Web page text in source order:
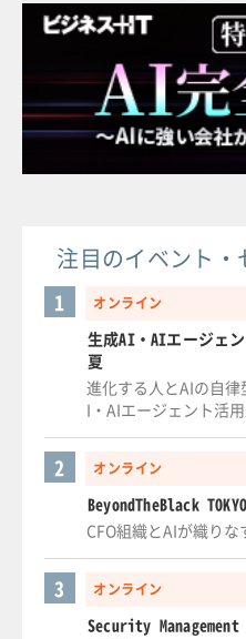
注目のイベント
オンライン
1
生成AI・AIエージェ
夏
進化する人とAIの自
I・AIエージェント活
オンライン
2
BeyondTheBlack
CFO組織とAIが織り
オンライン
3
Security